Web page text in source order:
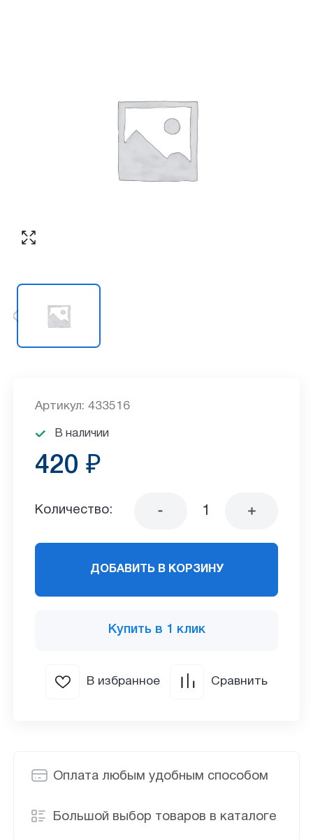
Оплата любым удобным способом
Большой выбор товаров в каталоге
Артикул: 433516
В наличии
420 ₽
Количество:
ДОБАВИТЬ В КОРЗИНУ
Купить в 1 клик
В избранное Сравнить
ПЕРЕЗВОНИТЕ МНЕ
Согласен с обработкой персональных
данных в соответствии с
конфиденциальности